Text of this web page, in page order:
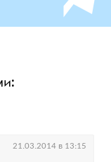
21.03.2014 в 13:15